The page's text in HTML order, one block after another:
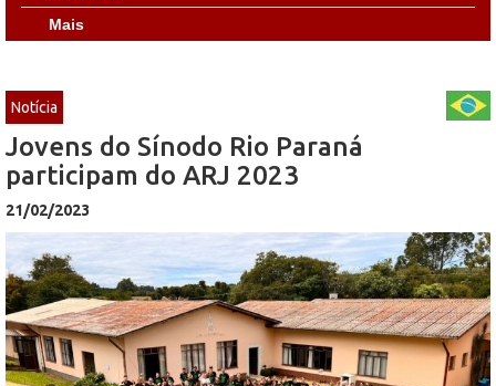
Mais
Notícia
Jovens do Sínodo Rio Paraná
participam do ARJ 2023
21/02/2023